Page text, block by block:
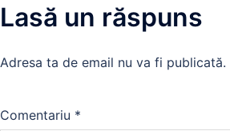
Lasă un răspuns
Adresa ta de email nu va fi publicată.
Comentariu *